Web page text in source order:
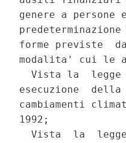
genere a
forme previste
modalita' cui le
Vista la  legge
esecuzione
cambiamenti
1992;
Vista  la